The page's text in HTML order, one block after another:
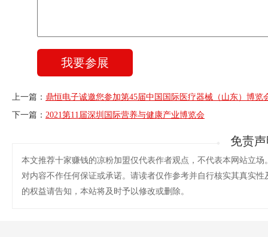
我要参展
上一篇： 鼎恒电子诚邀您参加第45届中国国际医疗器械（山东）博览
下一篇： 2021第11届深圳国际营养与健康产业博览会
免责
本文推荐十家赚钱的凉粉加盟仅代表作者观点，不代表本网站立
对内容不作任何保证或承诺。请读者仅作参考并自行核实其真实
的权益请告知，本站将及时予以修改或删除。